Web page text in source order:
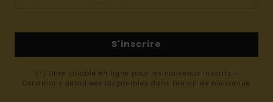
S'inscrire
(*) Offre valable en ligne pour les nouveaux inscrits -
Conditions détaillées disponibles dans l'email de bienvenue